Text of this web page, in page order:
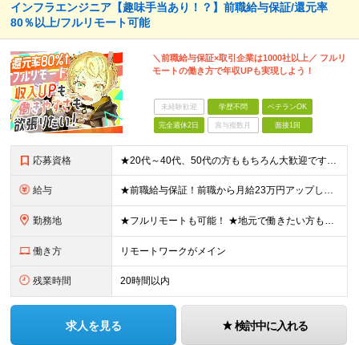
インフラエンジニア【趣味手当あり！？】前職給与保証/還元率
80％以上/フルリモート可能
＼前職給与保証×取引企業は1000社以上／ フルリ
モートの働き方で年収UPも実現しよう！
未経験歓迎 学歴不問 ベテランOK
完全週休2日 賞与複数月 面接1回
応募資格 ★20代～40代、50代の方ももちろん大歓迎です！ ◆学歴不問 ◆インフラエンジニアとして何かしらの経験をお持ちの方（年数・言語不問） ≪こんな方も歓迎します！≫ 「スキルアップしたい」 「スキルに
給与 ★前職給与保証！前職から月給23万円アップしたエンジニアも！ ★還元率80％以上 ≪開発エンジニア経験が1年未満の場合≫ ◆月給25万円以上＋賞与2回（2ヶ月分） ≪開発エンジニア経験が経
勤務地 ★フルリモートも可能！ ★地元で働きたい方も歓迎 東京23区内を中心とした首都圏のクライアント先（東京、神奈川、千葉、埼玉、茨城など）での勤務となります。 本社／神奈川県川崎市川崎区駅前本町11-
働き方 リモートワークがメイン
残業時間 20時間以内
求人を見る 検討中に入れる